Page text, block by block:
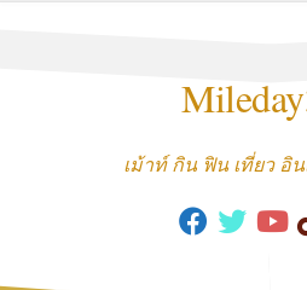
เม้าท์ กิน ฟิน เที่ยว อิ